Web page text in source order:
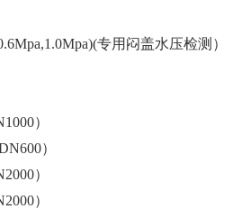
专用闷盖水压检测）
）
）
）
）